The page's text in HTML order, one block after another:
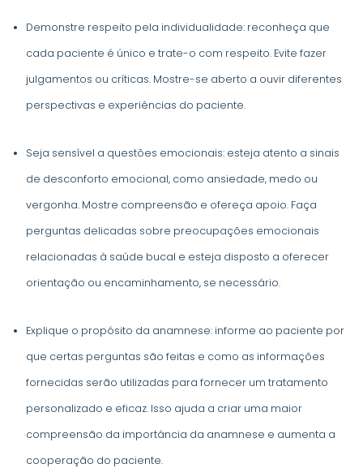
Demonstre respeito pela individualidade: reconheça que
cada paciente é único e trate-o com respeito. Evite fazer
julgamentos ou críticas. Mostre-se aberto a ouvir diferentes
perspectivas e experiências do paciente.
Seja sensível a questões emocionais: esteja atento a sinais
de desconforto emocional, como ansiedade, medo ou
vergonha. Mostre compreensão e ofereça apoio. Faça
perguntas delicadas sobre preocupações emocionais
relacionadas à saúde bucal e esteja disposto a oferecer
orientação ou encaminhamento, se necessário.
Explique o propósito da anamnese: informe ao paciente por
que certas perguntas são feitas e como as informações
fornecidas serão utilizadas para fornecer um tratamento
personalizado e eficaz. Isso ajuda a criar uma maior
compreensão da importância da anamnese e aumenta a
cooperação do paciente.